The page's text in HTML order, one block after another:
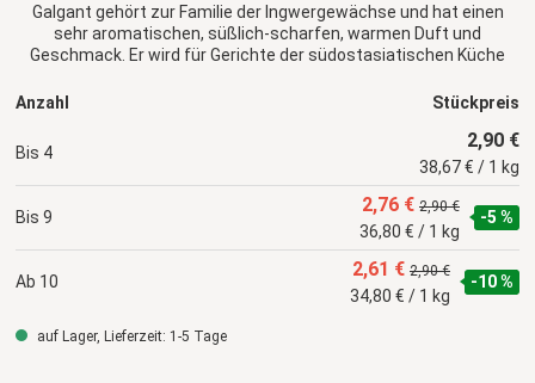
Galgant gehört zur Familie der Ingwergewächse und hat einen
sehr aromatischen, süßlich-scharfen, warmen Duft und
Geschmack. Er wird für Gerichte der südostasiatischen Küche
Anzahl
Stückpreis
Bis 4
2,90 €
38,67 € / 1 kg
Bis 9
2,76 € 2,90 €
36,80 € / 1 kg
-5 %
Ab 10
2,61 € 2,90 €
34,80 € / 1 kg
-10 %
auf Lager, Lieferzeit: 1-5 Tage